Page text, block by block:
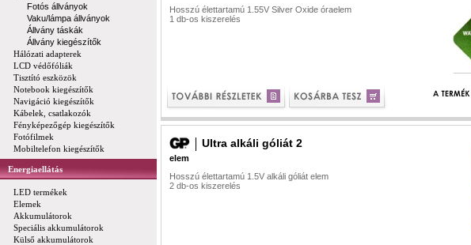
Fotós állványok
Vaku/lámpa állványok
Állvány táskák
Állvány kiegészítők
Hálózati adapterek
LCD védőfóliák
Tisztító eszközök
Notebook kiegészítők
Navigáció kiegészítők
Kábelek, csatlakozók
Fényképezőgép kiegészítők
Fotófilmek
Mobiltelefon kiegészítők
Energiaellátás
LED termékek
Elemek
Akkumulátorok
Speciális akkumulátorok
Külső akkumulátorok
Hosszú élettartamú 1.55V Silver Oxide óraelem
1 db-os kiszerelés
Ultra alkáli góliát 2
elem
Hosszú élettartamú 1.5V alkáli góliát elem
2 db-os kiszerelés